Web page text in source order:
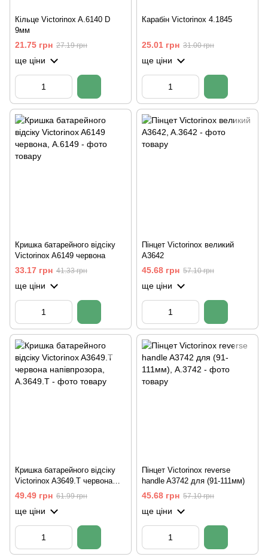
Кільце Victorinox A.6140 D
9мм
21.75 грн 27.19 грн
ще ціни
Карабін Victorinox 4.1845
25.01 грн 31.00 грн
ще ціни
Кришка батарейного відсіку
Victorinox A6149 червона
33.17 грн 41.33 грн
ще ціни
Пінцет Victorinox великий
A3642
45.68 грн 57.10 грн
ще ціни
Кришка батарейного відсіку
Victorinox A3649.T червона
напівпрозора
49.49 грн 61.99 грн
ще ціни
Пінцет Victorinox reverse
handle A3742 для (91-111мм)
45.68 грн 57.10 грн
ще ціни